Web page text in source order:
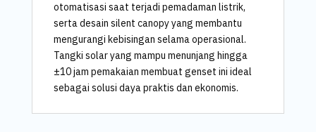
otomatisasi saat terjadi pemadaman listrik,
serta desain silent canopy yang membantu
mengurangi kebisingan selama operasional.
Tangki solar yang mampu menunjang hingga
±10 jam pemakaian membuat genset ini ideal
sebagai solusi daya praktis dan ekonomis.